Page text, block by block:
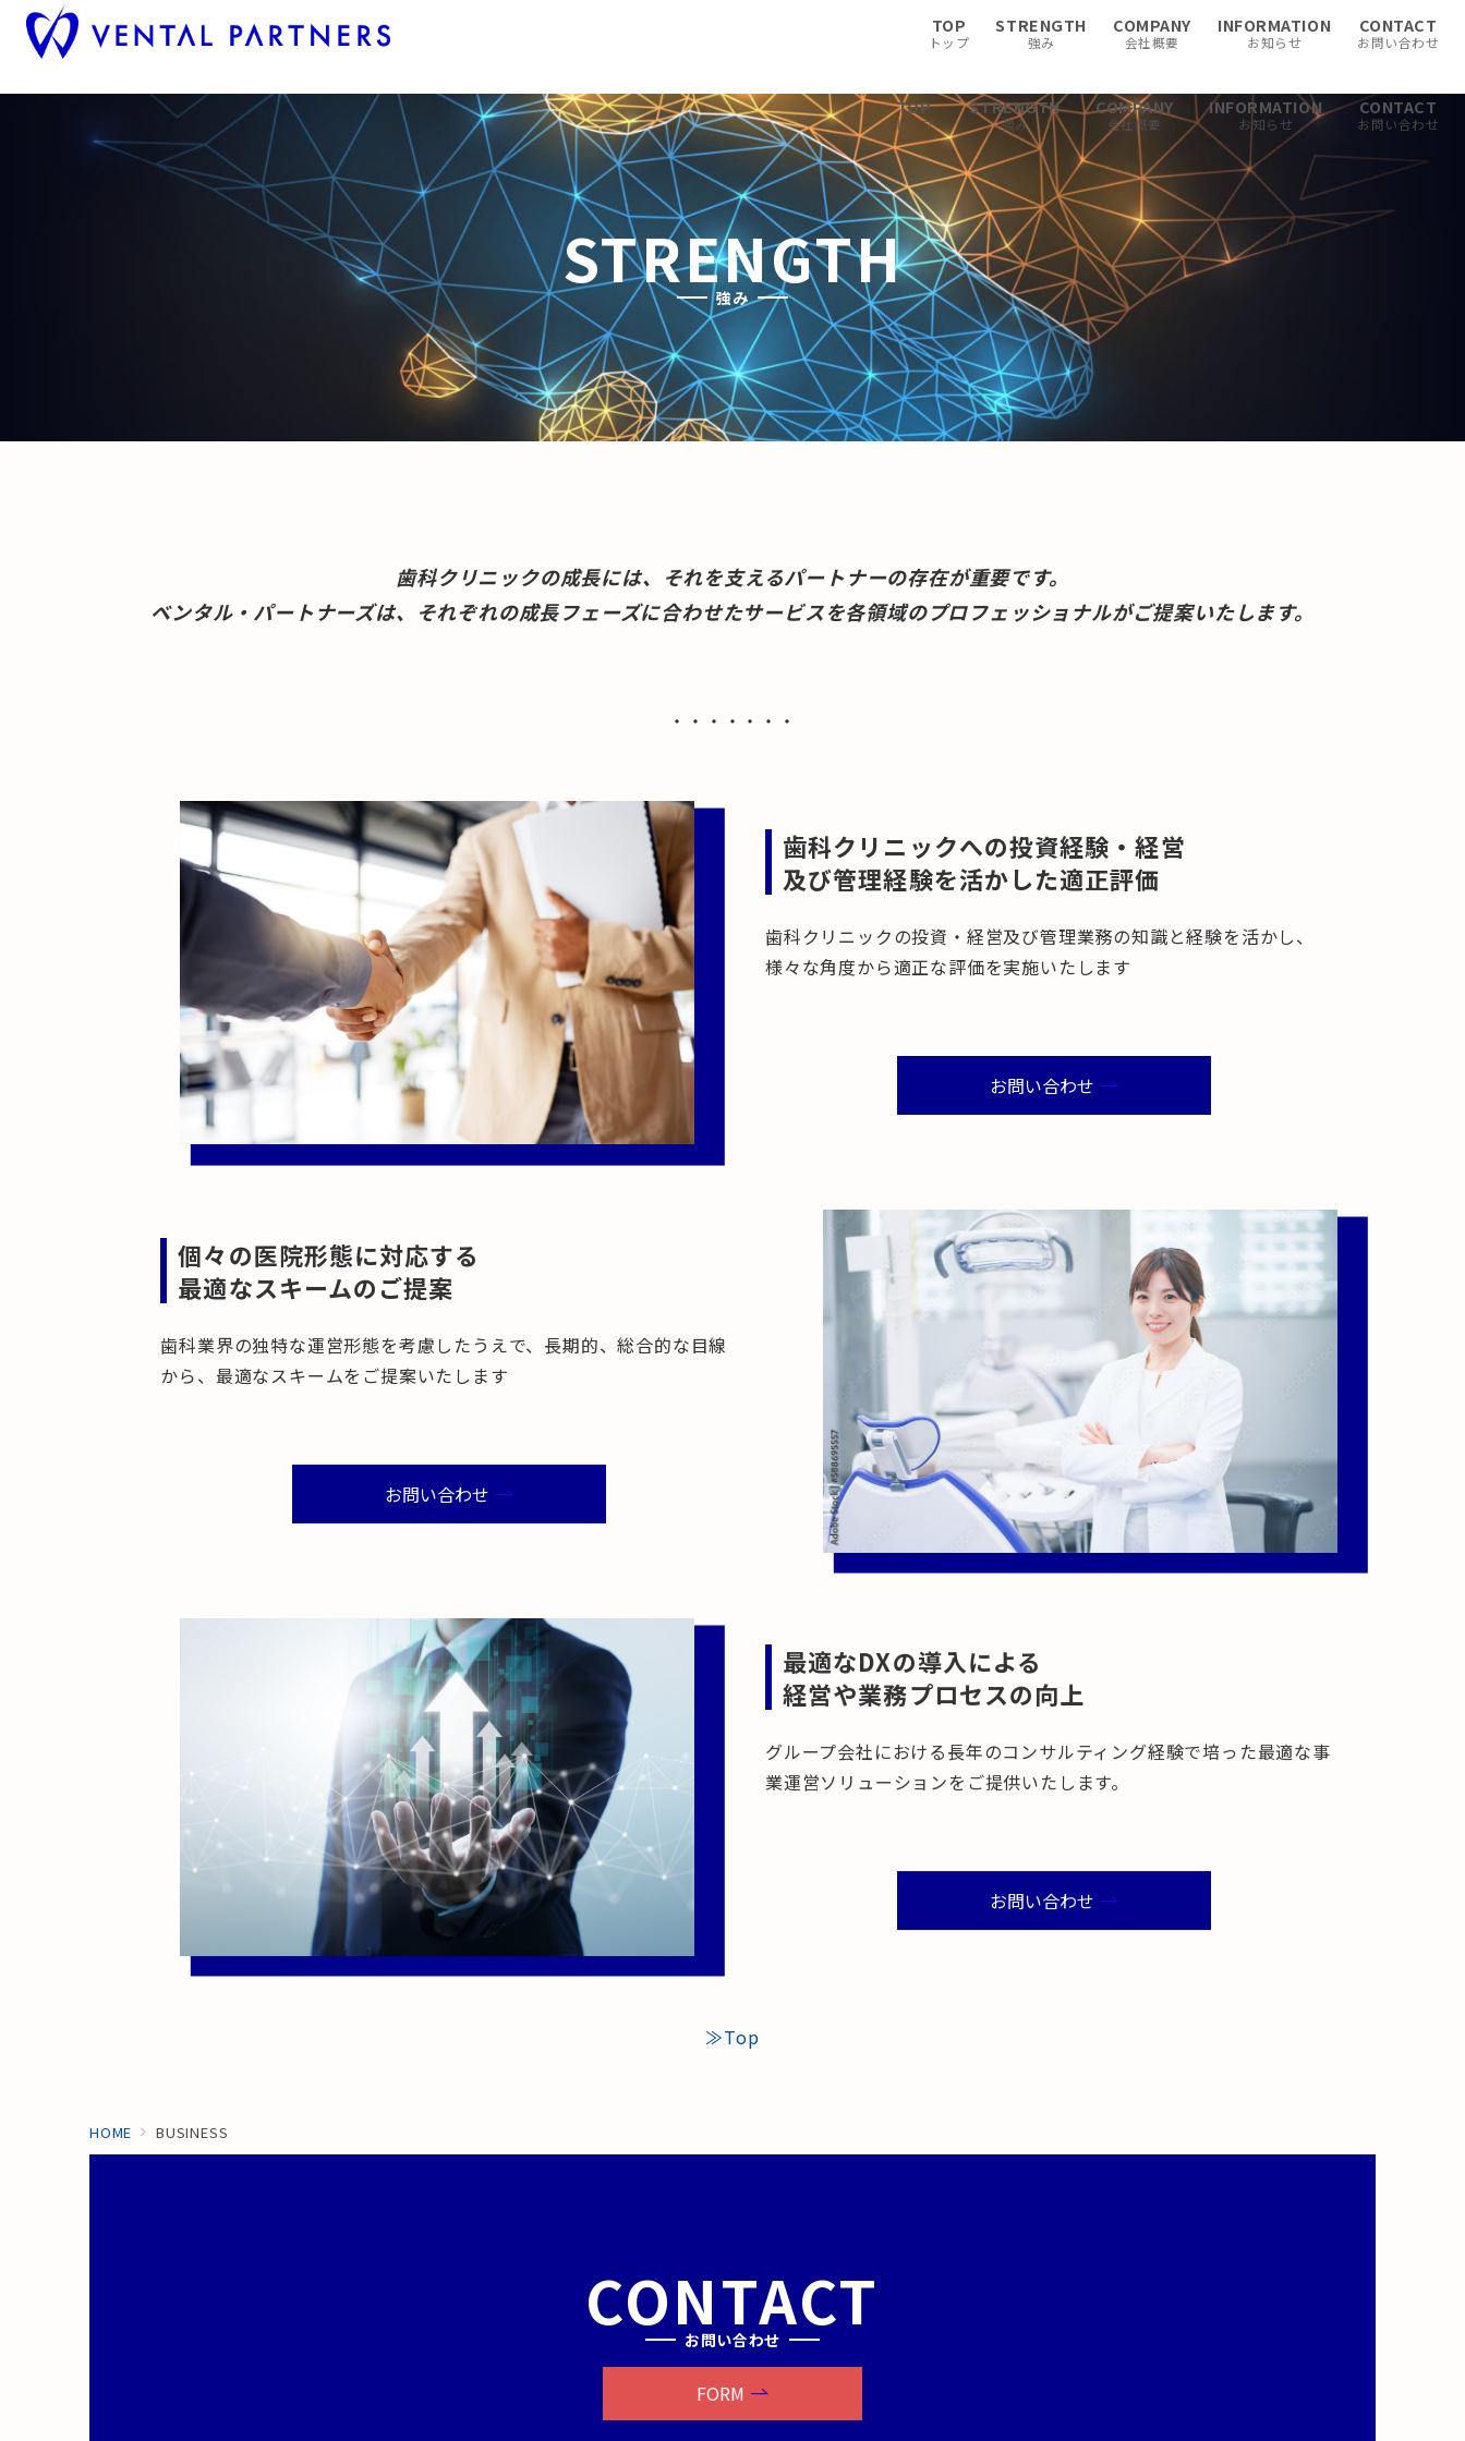
TOP
トップ
STRENGTH
強み
COMPANY
会社概要
INFORMATION
お知らせ
CONTACT
お問い合わせ
TOP
トップ
STRENGTH
強み
COMPANY
会社概要
INFORMATION
お知らせ
CONTACT
お問い合わせ
STRENGTH
強み
歯科クリニックの成長には、それを支えるパートナーの存在が重要です。
ベンタル・パートナーズは、それぞれの成長フェーズに合わせたサービスを各領域のプロフェッショナルがご提案いたします。
・・・・・・・
歯科クリニックへの投資経験・経営
及び管理経験を活かした適正評価
歯科クリニックの投資・経営及び管理業務の知識と経験を活かし、
様々な角度から適正な評価を実施いたします
お問い合わせ
個々の医院形態に対応する
最適なスキームのご提案
歯科業界の独特な運営形態を考慮したうえで、長期的、総合的な目線
から、最適なスキームをご提案いたします
お問い合わせ
最適なDXの導入による
経営や業務プロセスの向上
グループ会社における長年のコンサルティング経験で培った最適な事
業運営ソリューションをご提供いたします。
お問い合わせ
≫Top
HOME BUSINESS
CONTACT
お問い合わせ
FORM